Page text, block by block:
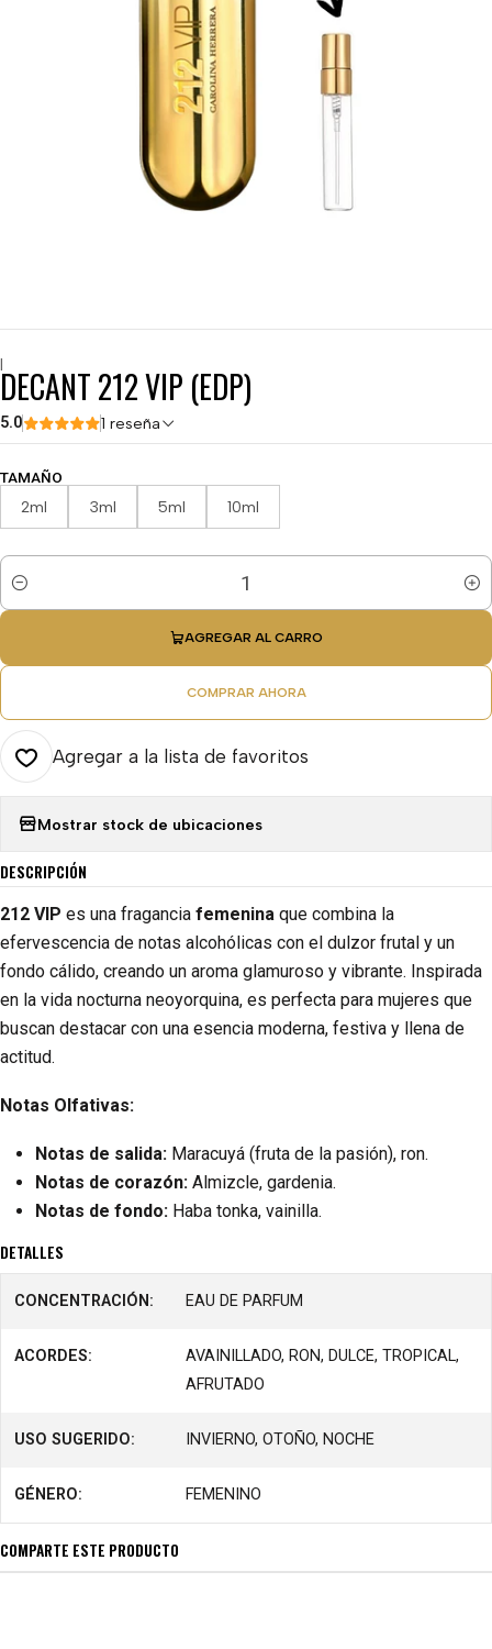
|
DECANT 212 VIP (EDP)
5.0 1 reseña
TAMAÑO
2ml 3ml 5ml 10ml
Cantidad
AGREGAR AL CARRO
COMPRAR AHORA
Agregar a la lista de favoritos
Mostrar stock de ubicaciones
DESCRIPCIÓN
212 VIP es una fragancia femenina que combina la
efervescencia de notas alcohólicas con el dulzor frutal y un
fondo cálido, creando un aroma glamuroso y vibrante. Inspirada
en la vida nocturna neoyorquina, es perfecta para mujeres que
buscan destacar con una esencia moderna, festiva y llena de
actitud.
Notas Olfativas:
Notas de salida: Maracuyá (fruta de la pasión), ron.
Notas de corazón: Almizcle, gardenia.
Notas de fondo: Haba tonka, vainilla.
DETALLES
CONCENTRACIÓN: EAU DE PARFUM
ACORDES:
AVAINILLADO, RON, DULCE, TROPICAL,
AFRUTADO
USO SUGERIDO: INVIERNO, OTOÑO, NOCHE
GÉNERO: FEMENINO
COMPARTE ESTE PRODUCTO